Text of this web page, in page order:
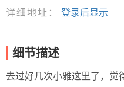
详细地址：
登录后显示
细节描述
去过好几次小雅这里了，觉